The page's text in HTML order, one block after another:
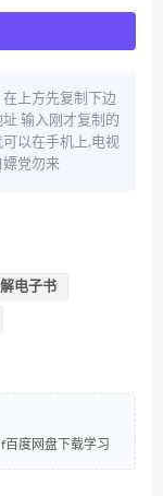
上方先复制下边
输入刚才复制的
以在手机上,电视
嫖党勿来
电子书
百度网盘下载学习